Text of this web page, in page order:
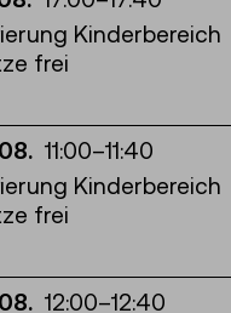
Kinderbereich
frei
11:00–11:40
Kinderbereich
frei
12:00–12:40